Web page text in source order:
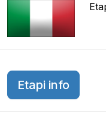
Etapi info